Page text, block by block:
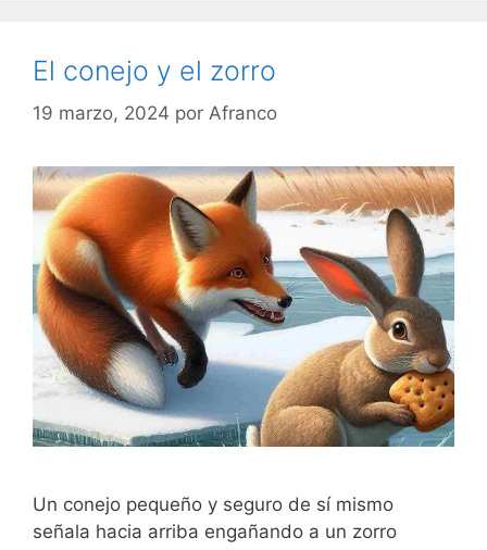
El conejo y el zorro
19 marzo, 2024 por Afranco
Un conejo pequeño y seguro de sí mismo
señala hacia arriba engañando a un zorro